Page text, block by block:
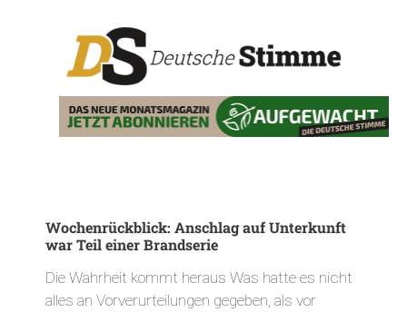
Wochenrückblick: Anschlag auf Unterkunft
war Teil einer Brandserie
Die Wahrheit kommt heraus Was hatte es nicht
alles an Vorverurteilungen gegeben, als vor